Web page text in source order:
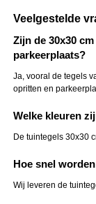
Veelgestelde
Zijn de 30x30
parkeerplaats?
Ja, vooral de tegels
opritten en
Welke kleuren
De tuintegels 30x30
Hoe snel
Wij leveren de